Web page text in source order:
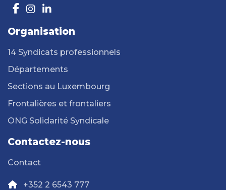
Organisation
14 Syndicats professionnels
Départements
Sections au Luxembourg
Frontalières et frontaliers
ONG Solidarité Syndicale
Contactez-nous
Contact
+352 2 6543 777